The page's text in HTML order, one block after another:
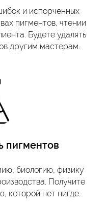
и испорченных
пигментов, чтении
Будете удалять
другим мастерам.
пигментов
биологию, физику
Получите
которой нет нигде.